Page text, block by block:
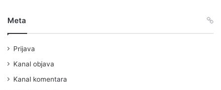
Meta
Prijava
Kanal objava
Kanal komentara